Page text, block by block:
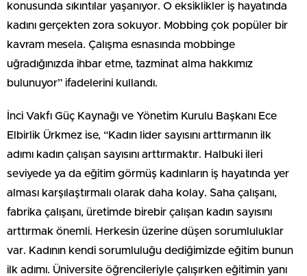
konusunda sıkıntılar yaşanıyor. O eksiklikler iş hayatında
kadını gerçekten zora sokuyor. Mobbing çok popüler bir
kavram mesela. Çalışma esnasında mobbinge
uğradığınızda ihbar etme, tazminat alma hakkımız
bulunuyor” ifadelerini kullandı.
İnci Vakfı Güç Kaynağı ve Yönetim Kurulu Başkanı Ece
Elbirlik Ürkmez ise, “Kadın lider sayısını arttırmanın ilk
adımı kadın çalışan sayısını arttırmaktır. Halbuki ileri
seviyede ya da eğitim görmüş kadınların iş hayatında yer
alması karşılaştırmalı olarak daha kolay. Saha çalışanı,
fabrika çalışanı, üretimde birebir çalışan kadın sayısını
arttırmak önemli. Herkesin üzerine düşen sorumluluklar
var. Kadının kendi sorumluluğu dediğimizde eğitim bunun
ilk adımı. Üniversite öğrencileriyle çalışırken eğitimin yanı